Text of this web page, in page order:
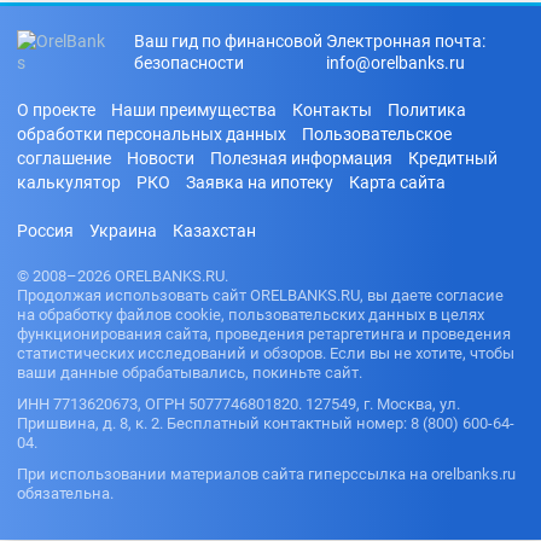
Ваш гид по финансовой
безопасности
Электронная почта:
info@orelbanks.ru
О проекте Наши преимущества Контакты
Политика
обработки персональных данных
Пользовательское
соглашение
Новости Полезная информация
Кредитный
калькулятор
РКО Заявка на ипотеку Карта сайта
Россия Украина Казахстан
© 2008–2026 ORELBANKS.RU.
Продолжая использовать сайт ORELBANKS.RU, вы даете согласие
на обработку файлов cookie, пользовательских данных в целях
функционирования сайта, проведения ретаргетинга и проведения
статистических исследований и обзоров. Если вы не хотите, чтобы
ваши данные обрабатывались, покиньте сайт.
ИНН 7713620673, ОГРН 5077746801820. 127549, г. Москва, ул.
Пришвина, д. 8, к. 2. Бесплатный контактный номер: 8 (800) 600-64-
04.
При использовании материалов сайта гиперссылка на orelbanks.ru
обязательна.